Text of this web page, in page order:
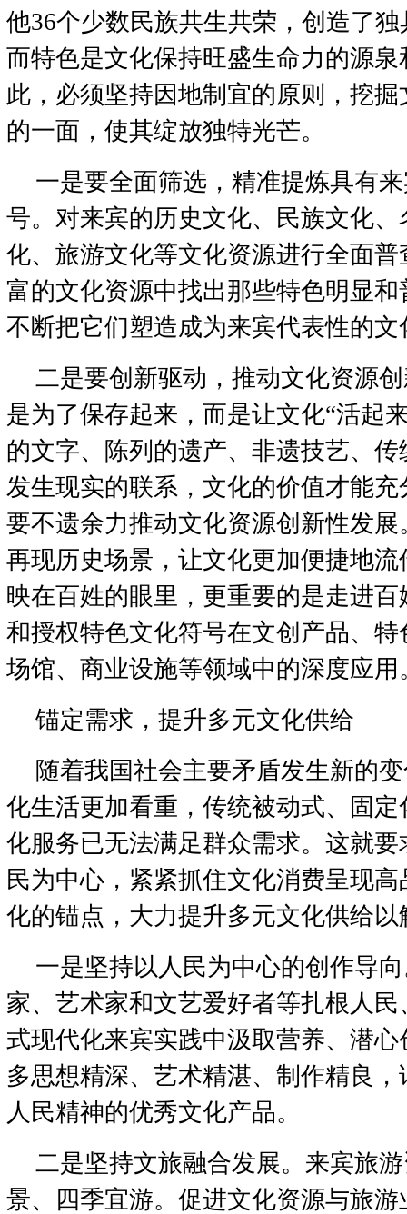
他36个少数民族共生共荣，创造了
而特色是文化保持旺盛生命力的源
此，必须坚持因地制宜的原则，挖
的一面，使其绽放独特光芒。
一是要全面筛选，精准提炼具有
号。对来宾的历史文化、民族文化
化、旅游文化等文化资源进行全面
富的文化资源中找出那些特色明显
不断把它们塑造成为来宾代表性的文
二是要创新驱动，推动文化资源
是为了保存起来，而是让文化“活起
的文字、陈列的遗产、非遗技艺、
发生现实的联系，文化的价值才能
要不遗余力推动文化资源创新性发
再现历史场景，让文化更加便捷地
映在百姓的眼里，更重要的是走进
和授权特色文化符号在文创产品、
场馆、商业设施等领域中的深度应用
锚定需求，提升多元文化供给
随着我国社会主要矛盾发生新的
化生活更加看重，传统被动式、固
化服务已无法满足群众需求。这就
民为中心，紧紧抓住文化消费呈现
化的锚点，大力提升多元文化供给
一是坚持以人民为中心的创作导
家、艺术家和文艺爱好者等扎根人
式现代化来宾实践中汲取营养、潜
多思想精深、艺术精湛、制作精良，
人民精神的优秀文化产品。
二是坚持文旅融合发展。来宾旅
景、四季宜游。促进文化资源与旅